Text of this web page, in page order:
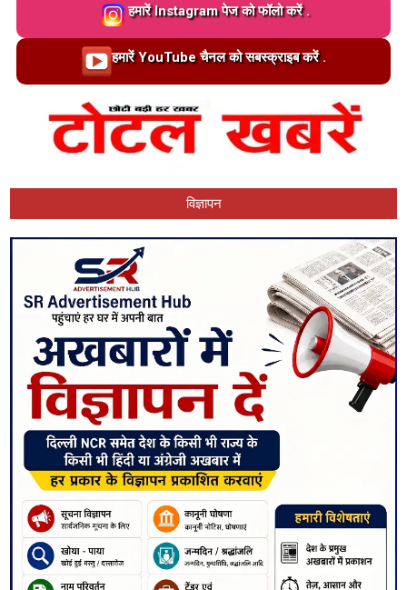
Loading…
हमारें Instagram पेज को फॉलो करें .
Loading…
हमारें YouTube चैनल को सबस्क्राइब करें .
विज्ञापन